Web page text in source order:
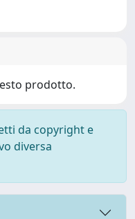
prodotto.
da copyright e
diversa